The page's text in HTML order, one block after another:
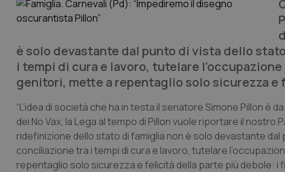
è solo devastante dal punto di vista dello
i tempi di cura e lavoro, tutelare
genitori, mette a repentaglio solo sicurezza
“L’idea di società che ha in testa il senatore Simone Pillon è
dei No Vax, la Lega al tempo di Pillon vuole riportare il nostro
ridefinizione dello stato di famiglia non è solo devastante
conciliazione tra i tempi di cura e lavoro, tutelare
repentaglio solo sicurezza e felicità della parte più debole: i